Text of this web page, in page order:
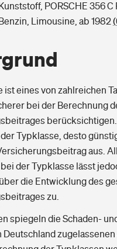
PORSCHE 356 C
Limousine, ab 1982
ist eines von zahlreichen
bei der Berechnung
Typklasse, desto
aus.
der Typklasse lässt
die Entwicklung des
zu.
spiegeln die Schaden-
Deutschland